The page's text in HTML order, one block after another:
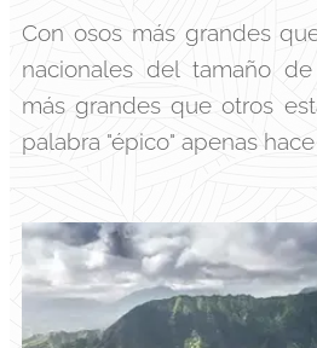
Con osos más grandes
nacionales del tamaño
más grandes que otros
palabra "épico" apenas